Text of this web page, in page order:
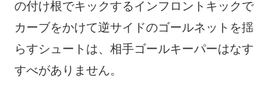
の付け根でキックするインフロントキックで
カーブをかけて逆サイドのゴールネットを揺
らすシュートは、相手ゴールキーパーはなす
すべがありません。